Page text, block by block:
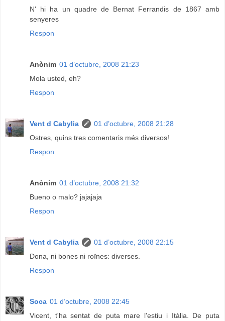
N' hi ha un quadre de Bernat Ferrandis de 1867 amb
senyeres
Respon
Anònim 01 d’octubre, 2008 21:23
Mola usted, eh?
Respon
Vent d Cabylia
01 d’octubre, 2008 21:28
Ostres, quins tres comentaris més diversos!
Respon
Anònim 01 d’octubre, 2008 21:32
Bueno o malo? jajajaja
Respon
Vent d Cabylia
01 d’octubre, 2008 22:15
Dona, ni bones ni roïnes: diverses.
Respon
Soca 01 d’octubre, 2008 22:45
Vicent, t'ha sentat de puta mare l'estiu i Itàlia. De puta